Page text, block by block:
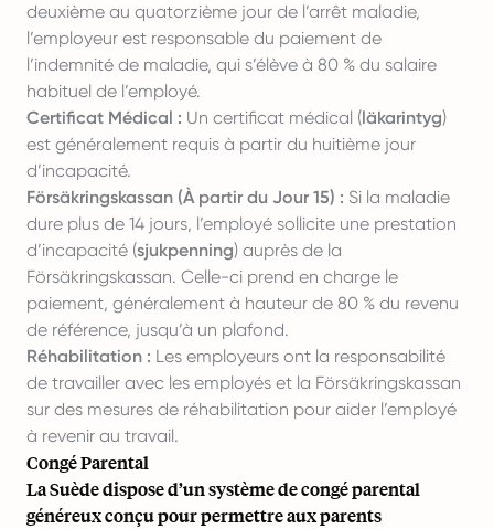
deuxième au quatorzième jour de l’arrêt maladie,
l’employeur est responsable du paiement de
l’indemnité de maladie, qui s’élève à 80 % du salaire
habituel de l’employé.
Certificat Médical : Un certificat médical (läkarintyg)
est généralement requis à partir du huitième jour
d’incapacité.
Försäkringskassan (À partir du Jour 15) : Si la maladie
dure plus de 14 jours, l’employé sollicite une prestation
d’incapacité (sjukpenning) auprès de la
Försäkringskassan. Celle-ci prend en charge le
paiement, généralement à hauteur de 80 % du revenu
de référence, jusqu’à un plafond.
Réhabilitation : Les employeurs ont la responsabilité
de travailler avec les employés et la Försäkringskassan
sur des mesures de réhabilitation pour aider l’employé
à revenir au travail.
Congé Parental
La Suède dispose d’un système de congé parental
généreux conçu pour permettre aux parents